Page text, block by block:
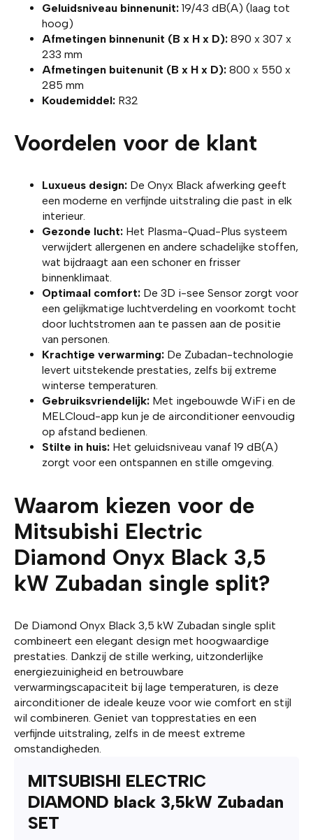
Geluidsniveau binnenunit: 19/43 dB(A) (laag tot
hoog)
Afmetingen binnenunit (B x H x D): 890 x 307 x
233 mm
Afmetingen buitenunit (B x H x D): 800 x 550 x
285 mm
Koudemiddel: R32
Voordelen voor de klant
Luxueus design: De Onyx Black afwerking geeft
een moderne en verfijnde uitstraling die past in elk
interieur.
Gezonde lucht: Het Plasma-Quad-Plus systeem
verwijdert allergenen en andere schadelijke stoffen,
wat bijdraagt aan een schoner en frisser
binnenklimaat.
Optimaal comfort: De 3D i-see Sensor zorgt voor
een gelijkmatige luchtverdeling en voorkomt tocht
door luchtstromen aan te passen aan de positie
van personen.
Krachtige verwarming: De Zubadan-technologie
levert uitstekende prestaties, zelfs bij extreme
winterse temperaturen.
Gebruiksvriendelijk: Met ingebouwde WiFi en de
MELCloud-app kun je de airconditioner eenvoudig
op afstand bedienen.
Stilte in huis: Het geluidsniveau vanaf 19 dB(A)
zorgt voor een ontspannen en stille omgeving.
Waarom kiezen voor de
Mitsubishi Electric
Diamond Onyx Black 3,5
kW Zubadan single split?
De Diamond Onyx Black 3,5 kW Zubadan single split
combineert een elegant design met hoogwaardige
prestaties. Dankzij de stille werking, uitzonderlijke
energiezuinigheid en betrouwbare
verwarmingscapaciteit bij lage temperaturen, is deze
airconditioner de ideale keuze voor wie comfort en stijl
wil combineren. Geniet van topprestaties en een
verfijnde uitstraling, zelfs in de meest extreme
omstandigheden.
MITSUBISHI ELECTRIC
DIAMOND black 3,5kW Zubadan
SET